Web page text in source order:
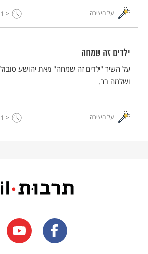
על היצירה < 1
ילדים זה שמחה
על השיר "ילדים זה שמחה" מאת יהושע סובול
ושלמה בר.
על היצירה < 1